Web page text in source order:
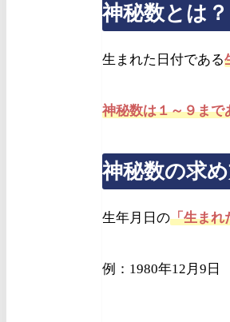
神秘数とは？
生まれた日付である
神秘数は１～９まで
神秘数の求
生年月日の「生まれ
例：1980年12月9